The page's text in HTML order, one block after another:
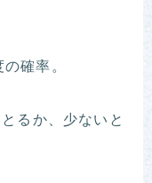
確率。
るか、少ないと